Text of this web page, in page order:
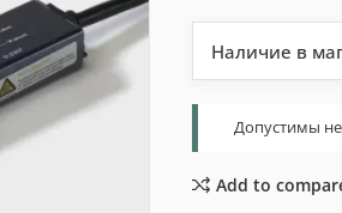
Наличие в
Допустимы
Add to